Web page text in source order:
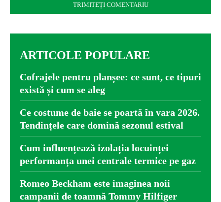
ARTICOLE POPULARE
Cofrajele pentru planșee: ce sunt, ce tipuri
există și cum se aleg
Ce costume de baie se poartă în vara 2026.
Tendințele care domină sezonul estival
Cum influențează izolația locuinței
performanța unei centrale termice pe gaz
Romeo Beckham este imaginea noii
campanii de toamnă Tommy Hilfiger